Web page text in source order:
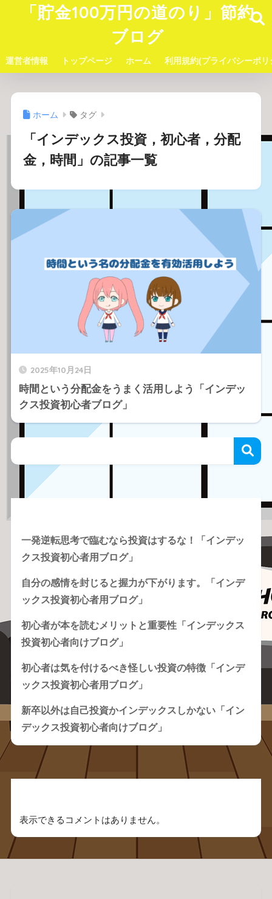
「貯金100万円の道のり」節約
ブログ
運営者情報 トップページ ホーム 利用規約(プライバシーポリ
ホーム タグ
「インデックス投資，初心者，分配
金，時間」の記事一覧
2025年10月24日
時間という分配金をうまく活用しよう「インデッ
クス投資初心者ブログ」
一発逆転思考で臨むなら投資はするな！「インデッ
クス投資初心者用ブログ」
自分の感情を封じると握力が下がります。「インデ
ックス投資初心者用ブログ」
初心者が本を読むメリットと重要性「インデックス
投資初心者向けブログ」
初心者は気を付けるべき怪しい投資の特徴「インデ
ックス投資初心者用ブログ」
新卒以外は自己投資かインデックスしかない「イン
デックス投資初心者向けブログ」
表示できるコメントはありません。